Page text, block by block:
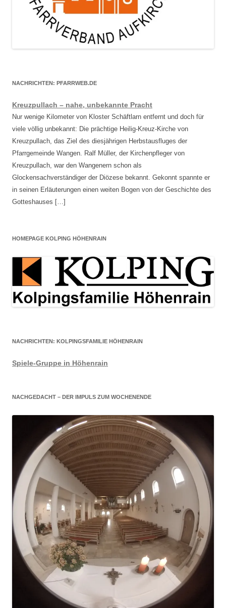
NACHRICHTEN: PFARRWEB.DE
Kreuzpullach – nahe, unbekannte Pracht
Nur wenige Kilometer von Kloster Schäftlarn entfernt und doch für
viele völlig unbekannt: Die prächtige Heilig-Kreuz-Kirche von
Kreuzpullach, das Ziel des diesjährigen Herbstausfluges der
Pfarrgemeinde Wangen. Ralf Müller, der Kirchenpfleger von
Kreuzpullach, war den Wangenern schon als
Glockensachverständiger der Diözese bekannt. Gekonnt spannte er
in seinen Erläuterungen einen weiten Bogen von der Geschichte des
Gotteshauses […]
HOMEPAGE KOLPING HÖHENRAIN
NACHRICHTEN: KOLPINGSFAMILIE HÖHENRAIN
Spiele-Gruppe in Höhenrain
NACHGEDACHT – DER IMPULS ZUM WOCHENENDE